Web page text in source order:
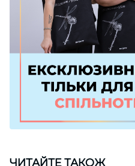
ЧИТАЙТЕ ТАКОЖ